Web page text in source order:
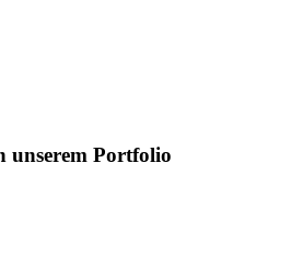
unserem Portfolio